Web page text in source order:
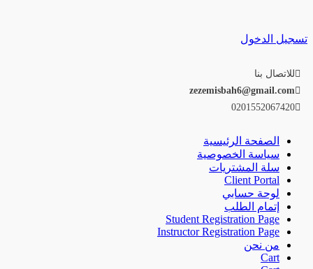
تسجيل الدخول
للاتصال بنا
zezemisbah6@gmail.com
0201552067420
الصفحة الرئيسية
سياسة الخصوصية
سلة المشتريات
Client Portal
لوحة حسابي
إتمام الطلب
Student Registration Page
Instructor Registration Page
من نحن
Cart